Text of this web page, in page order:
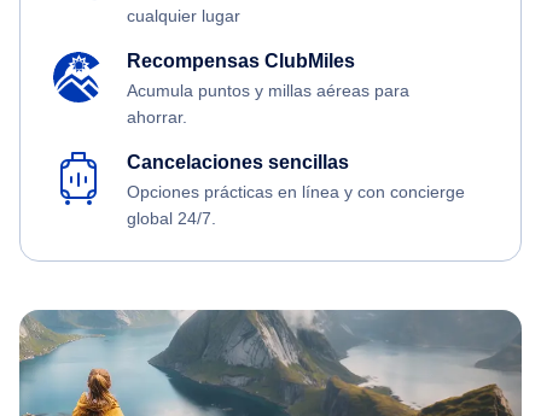
cualquier lugar
Recompensas ClubMiles
Acumula puntos y millas aéreas para
ahorrar.
Cancelaciones sencillas
Opciones prácticas en línea y con concierge
global 24/7.